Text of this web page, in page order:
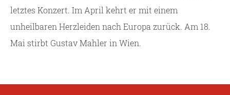
letztes Konzert. Im April kehrt er mit einem
unheilbaren Herzleiden nach Europa zurück. Am 18.
Mai stirbt Gustav Mahler in Wien.